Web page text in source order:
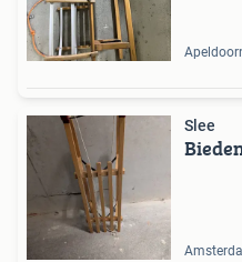
Slee